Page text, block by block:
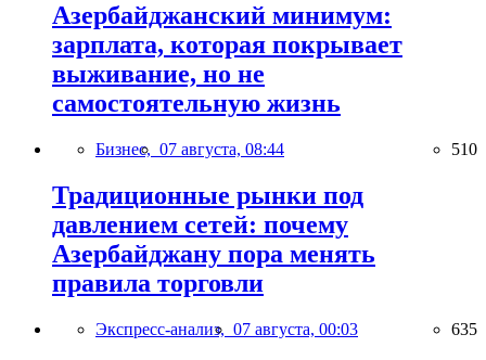
Азербайджанский минимум:
зарплата, которая покрывает
выживание, но не
самостоятельную жизнь
Бизнес, 07 августа, 08:44 510
Традиционные рынки под
давлением сетей: почему
Азербайджану пора менять
правила торговли
Экспресс-анализ, 07 августа, 00:03 635